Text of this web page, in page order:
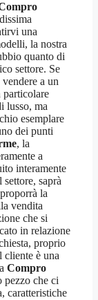
una
la nostra
quanto di
settore. Se
a un
particolare
lusso, ma
esemplare
dei punti
, la
a
interamente
saprà
la
vendita
che si
in relazione
proprio
cliente è una
Compro
pezzo che ci
caratteristiche